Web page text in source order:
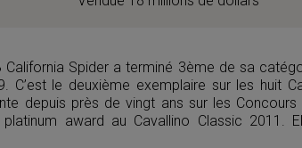
California Spider a terminé 3ème de sa
C’est le deuxième exemplaire sur les huit
depuis près de vingt ans sur les Concours
award au Cavallino Classic 2011.